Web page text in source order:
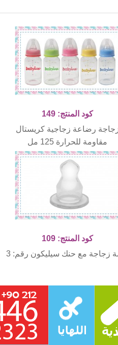
كود المنتج: 149
رضاعة زجاجية كريستال
مقاومة للحرارة 125 مل
كود المنتج: 109
زجاجة مع حنك سيليكون رقم: 3